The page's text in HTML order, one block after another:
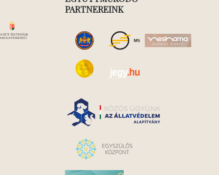
PARTNEREINK